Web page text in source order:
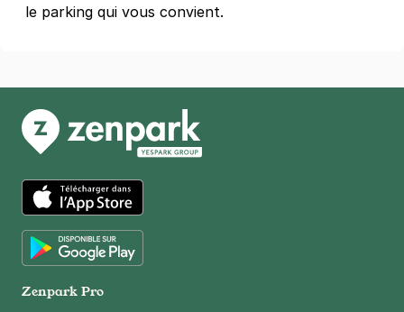
+ Abonnements disponibles
Paris
4,2
(485 avis)
Réserver
le parking qui vous convient.
App Store
Zenpark Pro